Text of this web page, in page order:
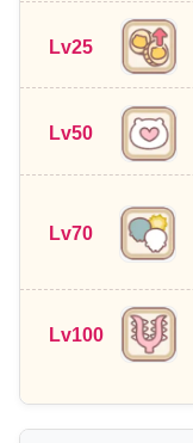
Lv25
Lv50
Lv70
Lv100